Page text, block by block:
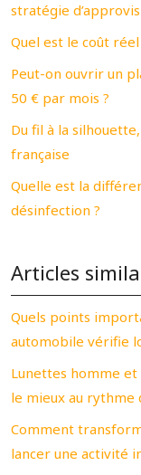
stratégie
Quel est le coût réel
Peut-on ouvrir un
50 € par mois ?
Du fil à la
française
Quelle est la
désinfection ?
Articles
Quels points
automobile vérifie
Lunettes homme
le mieux au rythme
Comment
lancer une activité